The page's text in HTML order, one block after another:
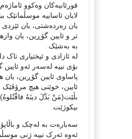
قورئانیەکان وەکوو
لایان ئاساییە موسڵمانێک
یان زەردەشتی، یان ئێزدی
تر و ئایین گۆڕین، یان
بە بەشێک
لە ئازادی و ئیختیاری تاک
بۆی نییە لەسەر ئەو ئایین
پاساوی ئایین گۆڕین، یان
ئایین، خوێنی هیچ
بڵێت(مَنْ بَدَّلَ دینَەُ
بیکوژێت.
سەبارەت بە لەچک و
ئەوە ئەرک نییە ژنی